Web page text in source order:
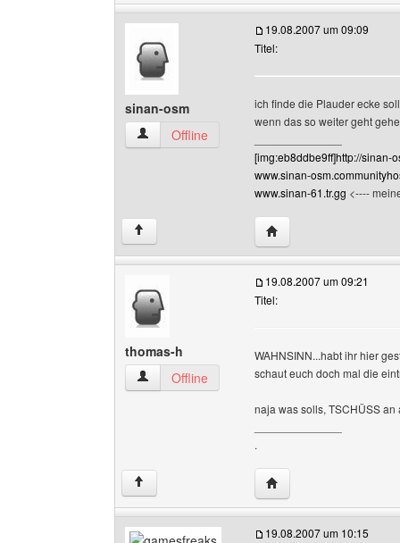
sinan-osm
sinan-osm Benutzer-Profile anzeigen
Offline
19.08.2007 um 09:09
Titel:
ich finde die Plauder ecke
wenn das so weiter geht
[img:eb8ddbe9ff]http://sinan-
www.sinan-
www.sinan-61.tr.gg <----
↑ Website dieses
thomas-h
thomas-h Benutzer-Profile anzeigen
Offline
19.08.2007 um 09:21
Titel:
WAHNSINN...habt ihr hier
schaut euch doch mal die
naja was solls, TSCHÜSS
.
↑ Website dieses
19.08.2007 um 10:15